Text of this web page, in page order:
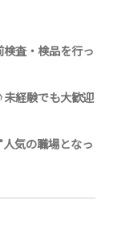
査・検品を行っ
経験でも大歓迎
気の職場となっ